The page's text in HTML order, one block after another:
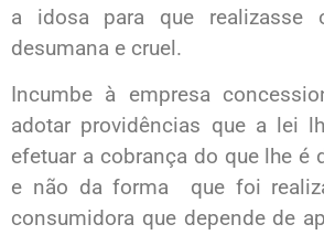
a idosa para que realizasse
desumana e cruel.
Incumbe à empresa
adotar providências que a lei
efetuar a cobrança do que lhe é
e não da forma que foi
consumidora que depende de